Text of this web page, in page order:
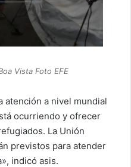
Vista Foto EFE
atención a nivel mundial
ocurriendo y ofrecer
La Unión
previstos para atender
indicó asis.